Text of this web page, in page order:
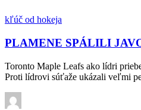
kľúč od hokeja
PLAMENE SPÁLILI
Toronto Maple Leafs ako lídri
Proti lídrovi súťaže ukázali veľmi